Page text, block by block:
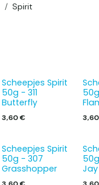
Spirit
Scheepjes Spirit
50g - 311
Butterfly
3,60€ 3,60
Scheepjes Spirit
50g - 307
Grasshopper
Jay